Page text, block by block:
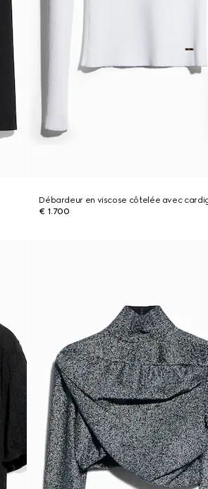
Débardeur en viscose côtelée avec
€ 1.700